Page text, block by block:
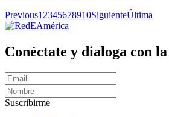
Previous1 2345678910SiguienteÚltima
Conéctate y dialoga con
Suscribirme